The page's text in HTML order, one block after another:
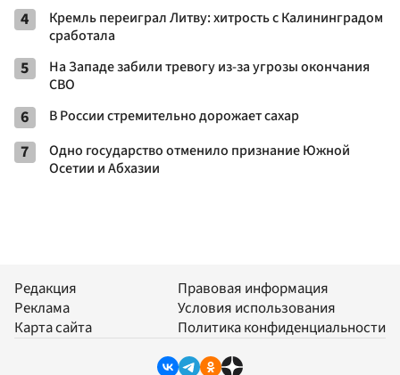
4
Кремль переиграл Литву: хитрость с Калининградом
сработала
5
На Западе забили тревогу из-за угрозы окончания
СВО
6 В России стремительно дорожает сахар
7
Одно государство отменило признание Южной
Осетии и Абхазии
Редакция
Реклама
Карта сайта
Правовая информация
Условия использования
Политика конфиденциальности